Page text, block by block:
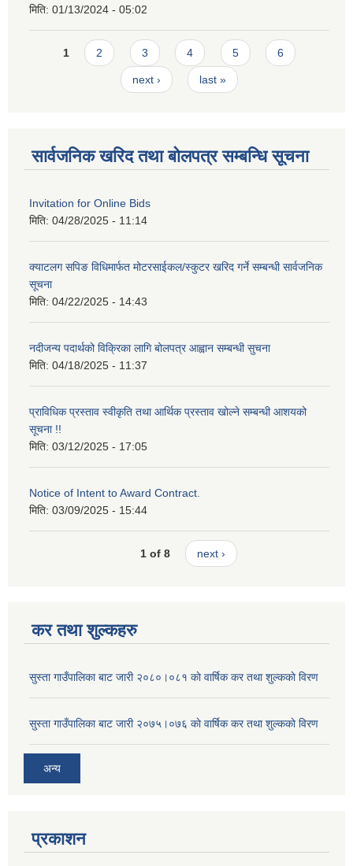
मिति: 01/13/2024 - 05:02
Pages
1 2 3 4 5 6
next › last »
सार्वजनिक खरिद तथा बोलपत्र सम्बन्धि सूचना
Invitation for Online Bids
मिति: 04/28/2025 - 11:14
क्याटलग सपिङ विधिमार्फत मोटरसाईकल/स्कुटर खरिद गर्ने सम्बन्धी सार्वजनिक
सूचना
मिति: 04/22/2025 - 14:43
नदीजन्य पदार्थको विक्रिका लागि बोलपत्र आह्वान सम्बन्धी सुचना
मिति: 04/18/2025 - 11:37
प्राविधिक प्रस्ताव स्वीकृति तथा आर्थिक प्रस्ताव खोल्ने सम्बन्धी आशयको
सूचना !!
मिति: 03/12/2025 - 17:05
Notice of Intent to Award Contract.
मिति: 03/09/2025 - 15:44
1 of 8 next ›
कर तथा शुल्कहरु
सुस्ता गाउँपालिका बाट जारी २०८०।०८१ काे वार्षिक कर तथा शुल्ककाे विरण
सुस्ता गाउँपालिका बाट जारी २०७५।०७६ काे वार्षिक कर तथा शुल्ककाे विरण
अन्य
प्रकाशन